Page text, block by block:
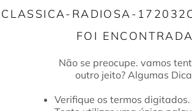
CLASSICA-RADIOSA-
Verifique os termos digitados.